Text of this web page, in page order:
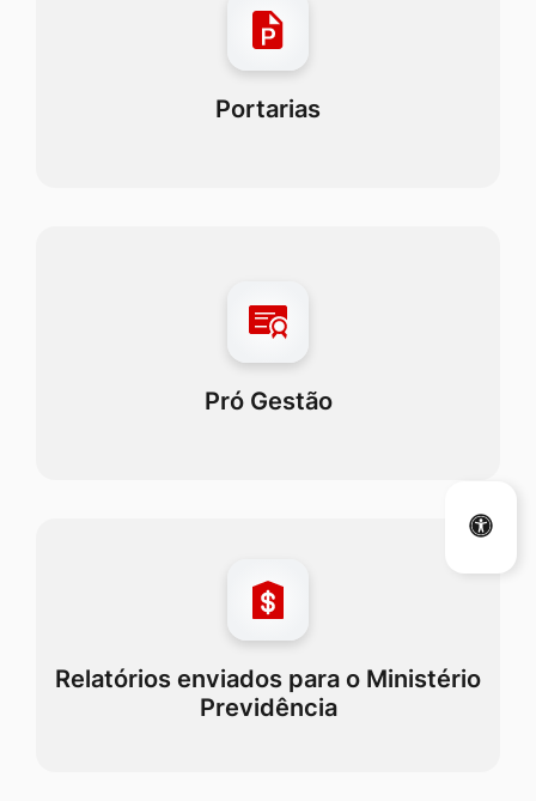
Portarias
Pró Gestão
Relatórios enviados para o Ministério
Previdência